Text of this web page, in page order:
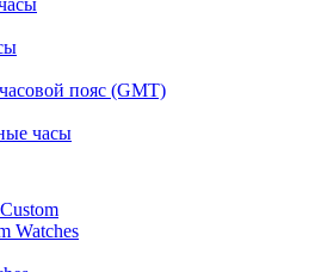
пояс (GMT)
часы
Watches